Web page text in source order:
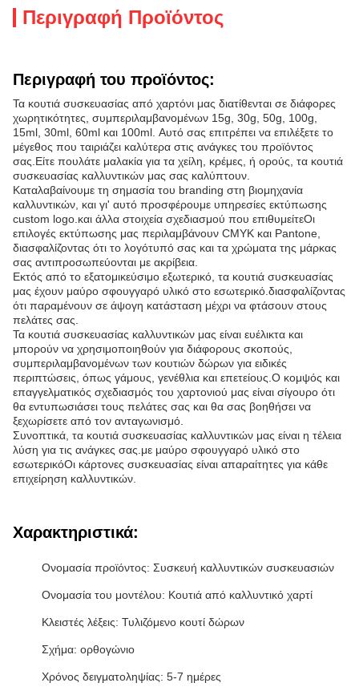
Περιγραφή Προϊόντος
Περιγραφή του προϊόντος:
Τα κουτιά συσκευασίας από χαρτόνι μας διατίθενται σε διάφορες
χωρητικότητες, συμπεριλαμβανομένων 15g, 30g, 50g, 100g,
15ml, 30ml, 60ml και 100ml. Αυτό σας επιτρέπει να επιλέξετε το
μέγεθος που ταιριάζει καλύτερα στις ανάγκες του προϊόντος
σας.Είτε πουλάτε μαλακία για τα χείλη, κρέμες, ή ορούς, τα κουτιά
συσκευασίας καλλυντικών μας σας καλύπτουν.
Καταλαβαίνουμε τη σημασία του branding στη βιομηχανία
καλλυντικών, και γι' αυτό προσφέρουμε υπηρεσίες εκτύπωσης
custom logo.και άλλα στοιχεία σχεδιασμού που επιθυμείτεΟι
επιλογές εκτύπωσης μας περιλαμβάνουν CMYK και Pantone,
διασφαλίζοντας ότι το λογότυπό σας και τα χρώματα της μάρκας
σας αντιπροσωπεύονται με ακρίβεια.
Εκτός από το εξατομικεύσιμο εξωτερικό, τα κουτιά συσκευασίας
μας έχουν μαύρο σφουγγαρό υλικό στο εσωτερικό.διασφαλίζοντας
ότι παραμένουν σε άψογη κατάσταση μέχρι να φτάσουν στους
πελάτες σας.
Τα κουτιά συσκευασίας καλλυντικών μας είναι ευέλικτα και
μπορούν να χρησιμοποιηθούν για διάφορους σκοπούς,
συμπεριλαμβανομένων των κουτιών δώρων για ειδικές
περιπτώσεις, όπως γάμους, γενέθλια και επετείους.Ο κομψός και
επαγγελματικός σχεδιασμός του χαρτονιού μας είναι σίγουρο ότι
θα εντυπωσιάσει τους πελάτες σας και θα σας βοηθήσει να
ξεχωρίσετε από τον ανταγωνισμό.
Συνοπτικά, τα κουτιά συσκευασίας καλλυντικών μας είναι η τέλεια
λύση για τις ανάγκες σας.με μαύρο σφουγγαρό υλικό στο
εσωτερικόΟι κάρτονες συσκευασίας είναι απαραίτητες για κάθε
επιχείρηση καλλυντικών.
Χαρακτηριστικά:
Ονομασία προϊόντος: Συσκευή καλλυντικών συσκευασιών
Ονομασία του μοντέλου: Κουτιά από καλλυντικό χαρτί
Κλειστές λέξεις: Τυλιζόμενο κουτί δώρων
Σχήμα: ορθογώνιο
Χρόνος δειγματοληψίας: 5-7 ημέρες